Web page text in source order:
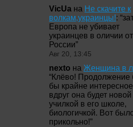
VicUa на Не скачите к
волкам,украинцы!: “
Европа не убивает
украинцев в оличии от
России”
Авг 20, 13:45
nexto на Женщина в
“Клёво! Продолжение
бы крайне
вдруг она будет новой
училкой в его школе,
биологичкой. Вот
прикольно!”